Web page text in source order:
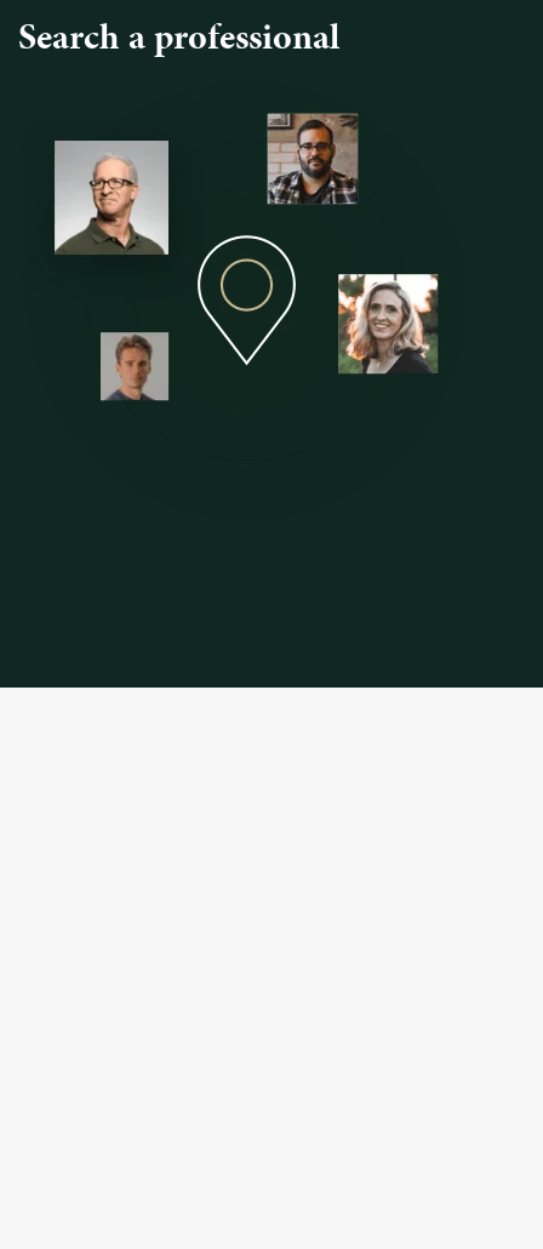
Search a professional